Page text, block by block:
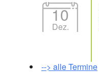
10
Dez.
--> alle Termine